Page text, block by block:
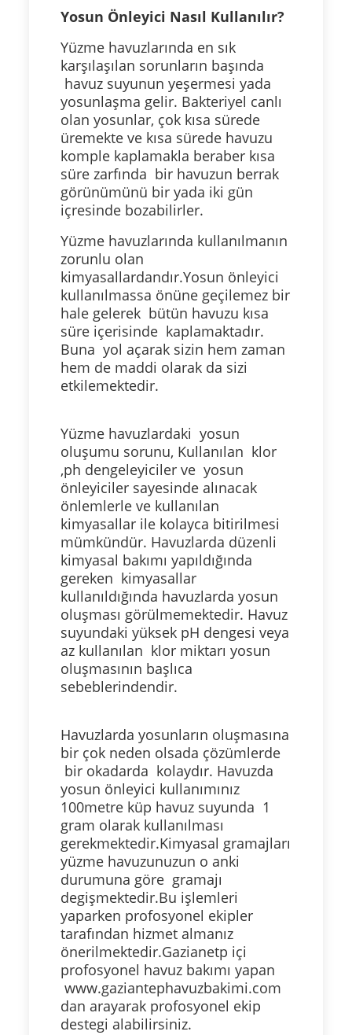
Yosun Önleyici Nasıl Kullanılır?
Yüzme havuzlarında en sık
karşılaşılan sorunların başında
havuz suyunun yeşermesi yada
yosunlaşma gelir. Bakteriyel canlı
olan yosunlar, çok kısa sürede
üremekte ve kısa sürede havuzu
komple kaplamakla beraber kısa
süre zarfında bir havuzun berrak
görünümünü bir yada iki gün
içresinde bozabilirler.
Yüzme havuzlarında kullanılmanın
zorunlu olan
kimyasallardandır.Yosun önleyici
kullanılmassa önüne geçilemez bir
hale gelerek bütün havuzu kısa
süre içerisinde kaplamaktadır.
Buna yol açarak sizin hem zaman
hem de maddi olarak da sizi
etkilemektedir.
Yüzme havuzlardaki yosun
oluşumu sorunu, Kullanılan klor
,ph dengeleyiciler ve yosun
önleyiciler sayesinde alınacak
önlemlerle ve kullanılan
kimyasallar ile kolayca bitirilmesi
mümkündür. Havuzlarda düzenli
kimyasal bakımı yapıldığında
gereken kimyasallar
kullanıldığında havuzlarda yosun
oluşması görülmemektedir. Havuz
suyundaki yüksek pH dengesi veya
az kullanılan klor miktarı yosun
oluşmasının başlıca
sebeblerindendir.
Havuzlarda yosunların oluşmasına
bir çok neden olsada çözümlerde
bir okadarda kolaydır. Havuzda
yosun önleyici kullanımınız
100metre küp havuz suyunda 1
gram olarak kullanılması
gerekmektedir.Kimyasal gramajları
yüzme havuzunuzun o anki
durumuna göre gramajı
degişmektedir.Bu işlemleri
yaparken profosyonel ekipler
tarafından hizmet almanız
önerilmektedir.Gazianetp içi
profosyonel havuz bakımı yapan
www.gaziantephavuzbakimi.com
dan arayarak profosyonel ekip
destegi alabilirsiniz.